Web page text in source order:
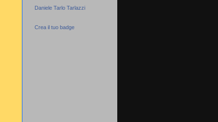
Daniele Tarlo Tarlazzi
Crea il tuo badge